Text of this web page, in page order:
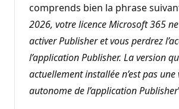
comprends bien la phrase
2026, votre licence Microsoft 365
activer Publisher et vous perdrez
l’application Publisher. La version
actuellement installée n’est pas une
autonome de l’application Publisher